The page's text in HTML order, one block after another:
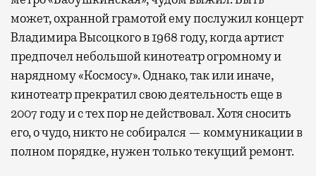
может, охранной грамотой ему послужил концерт
Владимира Высоцкого в 1968 году, когда артист
предпочел небольшой кинотеатр огромному и
нарядному «Космосу». Однако, так или иначе,
кинотеатр прекратил свою деятельность еще в
2007 году и с тех пор не действовал. Хотя сносить
его, о чудо, никто не собирался — коммуникации в
полном порядке, нужен только текущий ремонт.